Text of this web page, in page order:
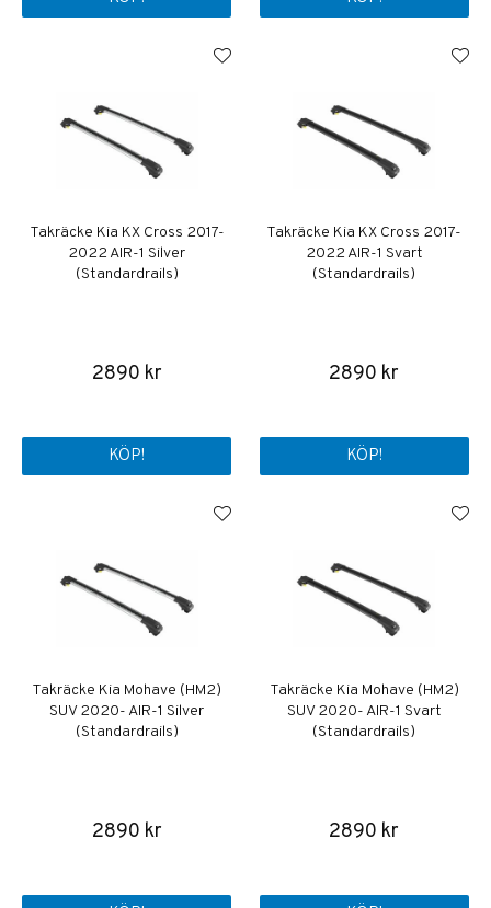
Takräcke Kia KX Cross 2017-
2022 AIR-1 Silver
(Standardrails)
2890 kr
KÖP!
Takräcke Kia KX Cross 2017-
2022 AIR-1 Svart
(Standardrails)
2890 kr
KÖP!
Takräcke Kia Mohave (HM2)
SUV 2020- AIR-1 Silver
(Standardrails)
2890 kr
Takräcke Kia Mohave (HM2)
SUV 2020- AIR-1 Svart
(Standardrails)
2890 kr